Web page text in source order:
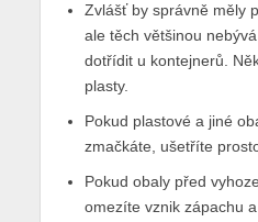
Zvlášť by správně měly
ale těch většinou
dotřídit u kontejnerů.
plasty.
Pokud plastové a jiné
zmačkáte, ušetříte
Pokud obaly před
omezíte vznik zápachu